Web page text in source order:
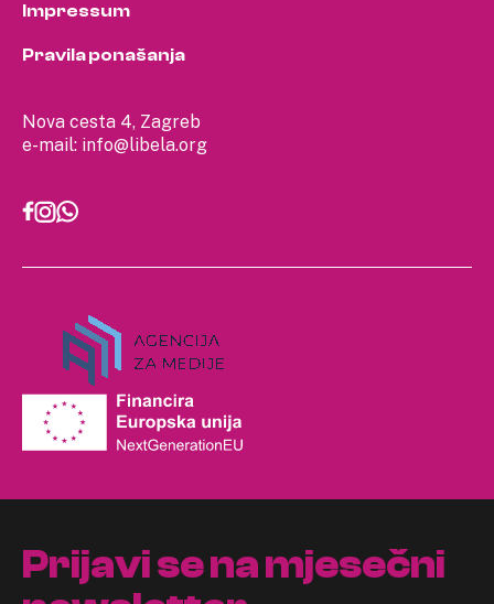
Nova cesta 4, Zagreb
e-mail: info@libela.org
Impressum
Pravila ponašanja
Prijavi se na mjesečni